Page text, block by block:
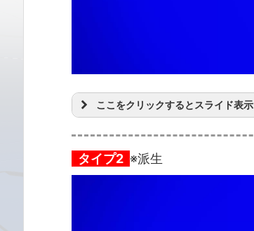
ここをクリックするとスライド表示
タイプ2 ※派生